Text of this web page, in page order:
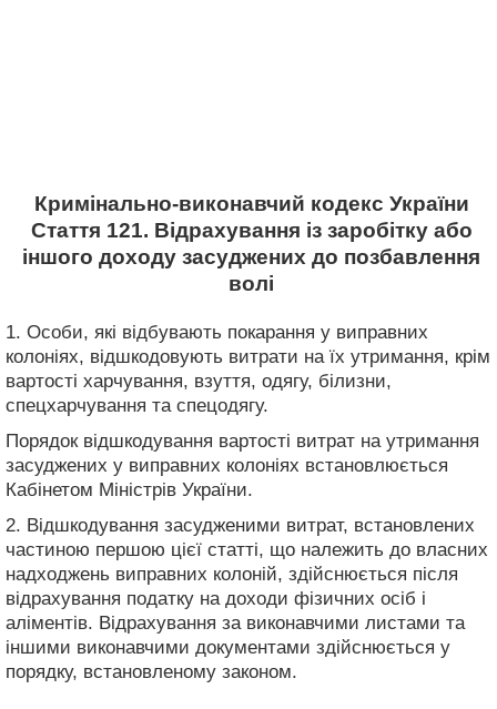
Кримінально-виконавчий кодекс України
Стаття 121. Відрахування із заробітку або
іншого доходу засуджених до позбавлення
волі
1. Особи, які відбувають покарання у виправних
колоніях, відшкодовують витрати на їх утримання, крім
вартості харчування, взуття, одягу, білизни,
спецхарчування та спецодягу.
Порядок відшкодування вартості витрат на утримання
засуджених у виправних колоніях встановлюється
Кабінетом Міністрів України.
2. Відшкодування засудженими витрат, встановлених
частиною першою цієї статті, що належить до власних
надходжень виправних колоній, здійснюється після
відрахування податку на доходи фізичних осіб і
аліментів. Відрахування за виконавчими листами та
іншими виконавчими документами здійснюється у
порядку, встановленому законом.